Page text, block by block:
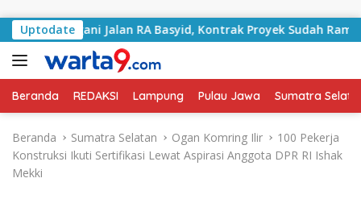
Uptodate
Tangani Jalan RA Basyid, Kontrak Proyek Sudah Rampung
Beranda REDAKSI Lampung Pulau Jawa Sumatra
Beranda Sumatra Selatan Ogan Komring Ilir
100 Pekerja
Konstruksi Ikuti Sertifikasi Lewat Aspirasi Anggota DPR RI Ishak
Mekki